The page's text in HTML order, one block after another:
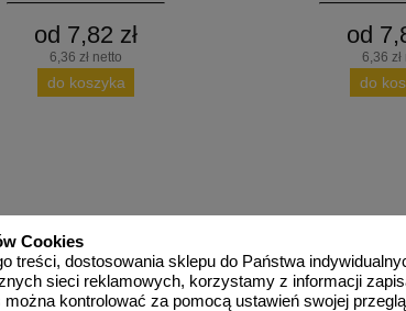
Cookies
treści, dostosowania sklepu do Państwa
sieci reklamowych, korzystamy z informacji
kontrolować za pomocą ustawień swojej
od 7,82 zł
6,36 zł netto
do koszyka
od
6,36 zł
do